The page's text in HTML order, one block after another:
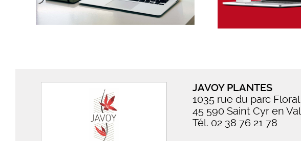
JAVOY PLANTES
1035 rue du parc Floral
45 590 Saint Cyr en Val
Tél. 02 38 76 21 78